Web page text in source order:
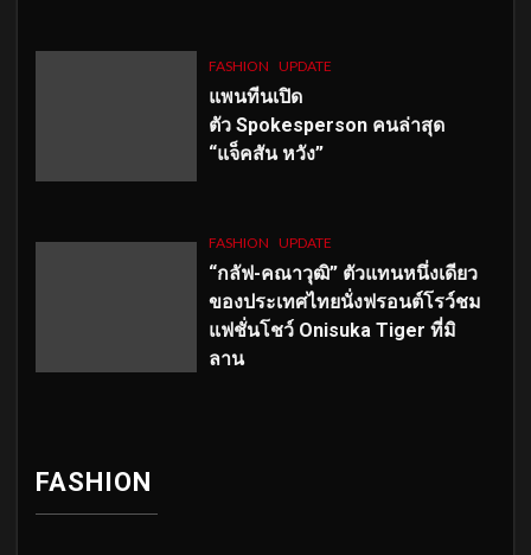
FASHION UPDATE
แพนทีนเปิด
ตัว Spokesperson คนล่าสุด
“แจ็คสัน หวัง”
FASHION UPDATE
“กลัฟ-คณาวุฒิ” ตัวแทนหนึ่งเดียว
ของประเทศไทยนั่งฟรอนต์โรว์ชม
แฟชั่นโชว์ Onisuka Tiger ที่มิ
ลาน
FASHION